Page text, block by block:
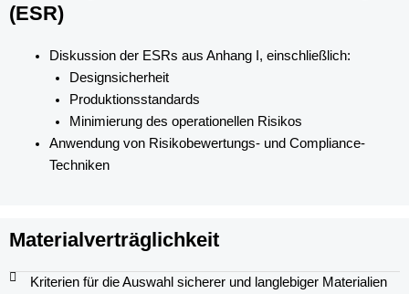
(ESR)
Diskussion der ESRs aus Anhang I, einschließlich:
Designsicherheit
Produktionsstandards
Minimierung des operationellen Risikos
Anwendung von Risikobewertungs- und Compliance-
Techniken
Materialverträglichkeit
Kriterien für die Auswahl sicherer und langlebiger Materialien